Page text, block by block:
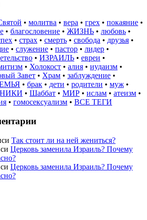
• молитва • вера • грех • покаяние •
• благословение • ЖИЗНЬ • любовь •
• страх • смерть • свобода • друзья •
• служение • пастор • лидер •
• ИЗРАИЛЬ • евреи •
• Холокост • алия • иудаизм •
Завет • Храм • заблуждение •
• брак • дети • родители • муж •
• Шаббат • МИР • ислам • атеизм •
• гомосексуализм • ВСЕ ТЕГИ
Так стоит ли на ней жениться?
Церковь заменила Израиль? Почему
Церковь заменила Израиль? Почему